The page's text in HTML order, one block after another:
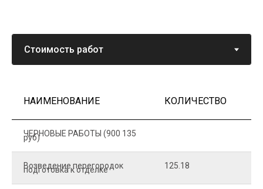
НАИМЕНОВАНИЕ КОЛИЧЕСТВО
ЧЕРНОВЫЕ РАБОТЫ (900 135
руб)
Возведение перегородок
подготовка к отделке 125.18